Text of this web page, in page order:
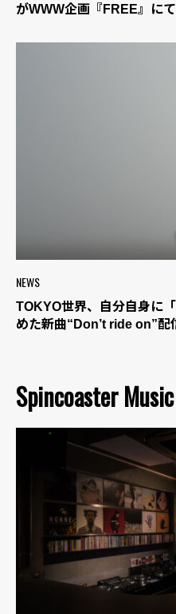
がWWW企画『FREE』に
NEWS
TOKYO世界、自分自身に
めた新曲“Don’t ride on”配
Spincoaster